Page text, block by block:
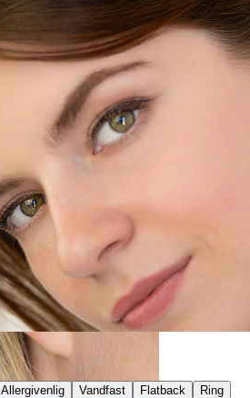
Allergivenlig Vandfast Flatback Ring